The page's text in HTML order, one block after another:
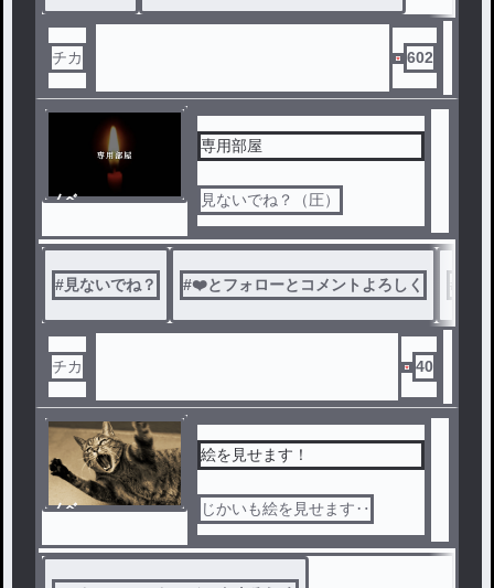
チカ 602
ノベ
専用部屋
見ないでね？（圧）
#見ないでね？ #❤️とフォローとコメントよろしく
チカ 40
ノベ
絵を見せます！
じかいも絵を見せます‥